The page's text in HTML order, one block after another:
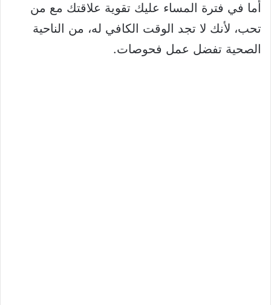
أما في فترة المساء عليك تقوية علاقتك مع من
تحب، لأنك لا تجد الوقت الكافي له، من الناحية
الصحية تفضل عمل فحوصات.